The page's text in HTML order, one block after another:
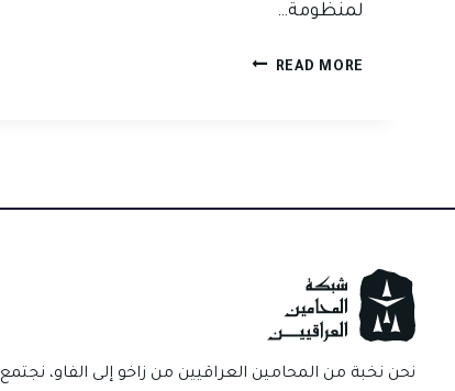
لمنظومة…
READ MORE قانون
رقم
نحن نخبة من المحامين العراقيين من زاخو إلى الفاو، نجتمع